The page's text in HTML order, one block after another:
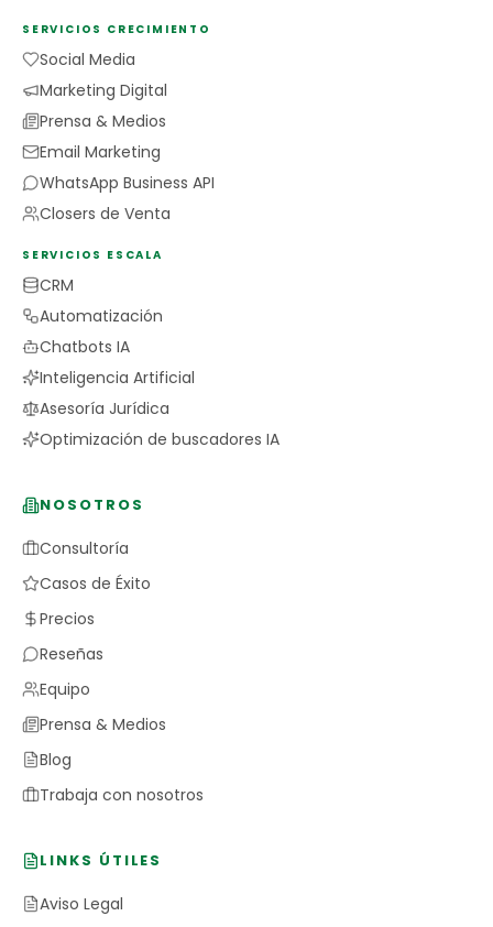
SERVICIOS CRECIMIENTO
Social Media
Marketing Digital
Prensa & Medios
Email Marketing
WhatsApp Business API
Closers de Venta
SERVICIOS ESCALA
CRM
Automatización
Chatbots IA
Inteligencia Artificial
Asesoría Jurídica
Optimización de buscadores IA
NOSOTROS
Consultoría
Casos de Éxito
Precios
Reseñas
Equipo
Prensa & Medios
Blog
Trabaja con nosotros
LINKS ÚTILES
Aviso Legal